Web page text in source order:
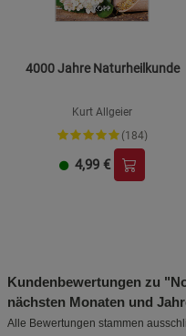
4000 Jahre Naturheilkunde
Kurt Allgeier
(184)
4,99 €
Kundenbewertungen zu
nächsten Monaten und
Alle Bewertungen stammen